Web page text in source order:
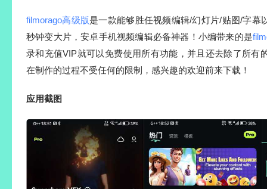
filmorago高级版是一款能够胜任视频编辑/幻灯片/贴图/字幕
秒钟变大片，安卓手机视频编辑必备神器！小编带来的是
录和充值VIP就可以免费使用所有功能，并且还去除了所有
在制作的过程不受任何的限制，感兴趣的欢迎前来下载！
应用截图